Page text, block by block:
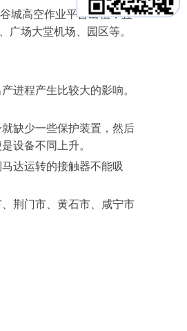
城高空作业平台出租，宜
广场大堂机场、园区等。
进程产生比较大的影响。
缺少一些保护装置，然后
设备不同上升。
达运转的接触器不能吸
荆门市、黄石市、咸宁市